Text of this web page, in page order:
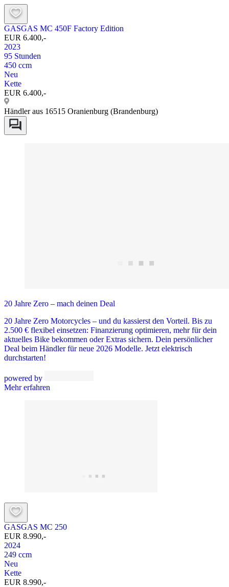
GASGAS MC 450F Factory Edition
EUR 6.400,-
2023
95 Stunden
450 ccm
Neu
Kette
EUR 6.400,-
Händler aus 16515 Oranienburg (Brandenburg)
20 Jahre Zero – mach deinen Deal
20 Jahre Zero Motorcycles – und du kassierst den Vorteil. Bis zu
2.500 € flexibel einsetzen: Finanzierung optimieren, mehr für dein
aktuelles Bike bekommen oder Extras sichern. Dein persönlicher
Deal beim Händler für neue 2026 Modelle. Jetzt elektrisch
durchstarten!
powered by
Mehr erfahren
GASGAS MC 250
EUR 8.990,-
2024
249 ccm
Neu
Kette
EUR 8.990,-